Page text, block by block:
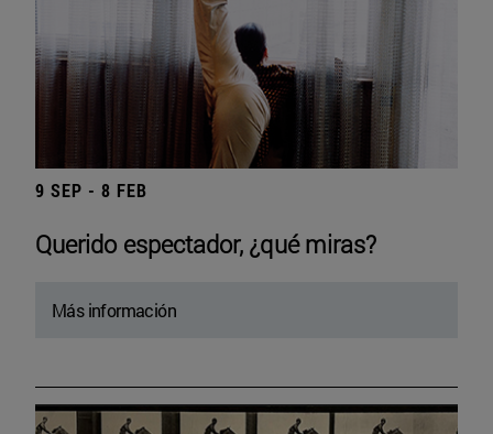
9 SEP - 8 FEB
Querido espectador, ¿qué miras?
Más información